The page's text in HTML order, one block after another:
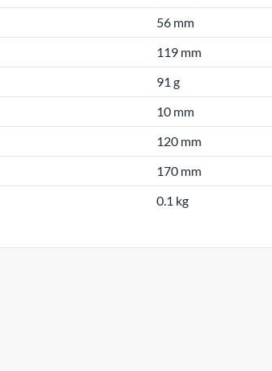
56 mm
119 mm
91 g
10 mm
120 mm
170 mm
0.1 kg